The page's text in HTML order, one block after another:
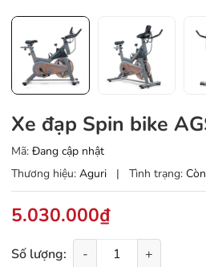
Xe đạp Spin bike
Mã: Đang cập nhật
Thương hiệu: Aguri | Tình trạng:
5.030.000₫
Số lượng: - +